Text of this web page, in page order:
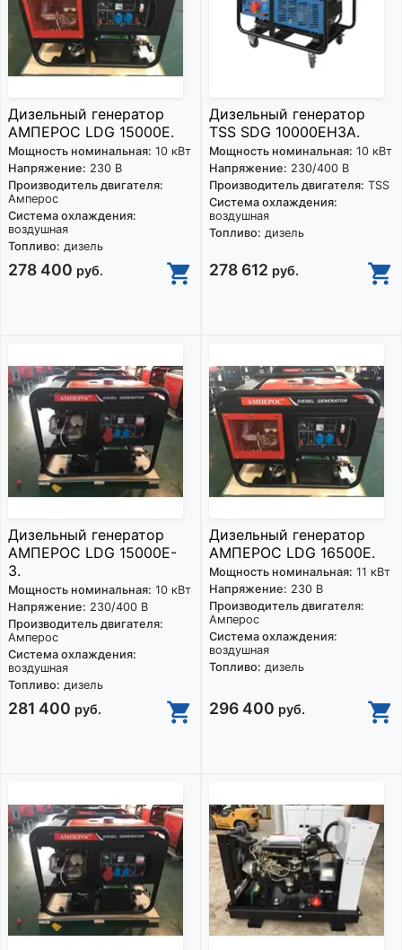
Дизельный генератор
АМПЕРОС LDG 15000E.
Мощность номинальная: 10 кВт
Напряжение: 230 В
Производитель двигателя:
Амперос
Система охлаждения:
воздушная
Топливо: дизель
278 400 руб.
Дизельный генератор
TSS SDG 10000EH3A.
Мощность номинальная: 10 кВт
Напряжение: 230/400 В
Производитель двигателя: TSS
Система охлаждения:
воздушная
Топливо: дизель
278 612 руб.
Дизельный генератор
АМПЕРОС LDG 15000E-
3.
Мощность номинальная: 10 кВт
Напряжение: 230/400 В
Производитель двигателя:
Амперос
Система охлаждения:
воздушная
Топливо: дизель
281 400 руб.
Дизельный генератор
АМПЕРОС LDG 16500E.
Мощность номинальная: 11 кВт
Напряжение: 230 В
Производитель двигателя:
Амперос
Система охлаждения:
воздушная
Топливо: дизель
296 400 руб.